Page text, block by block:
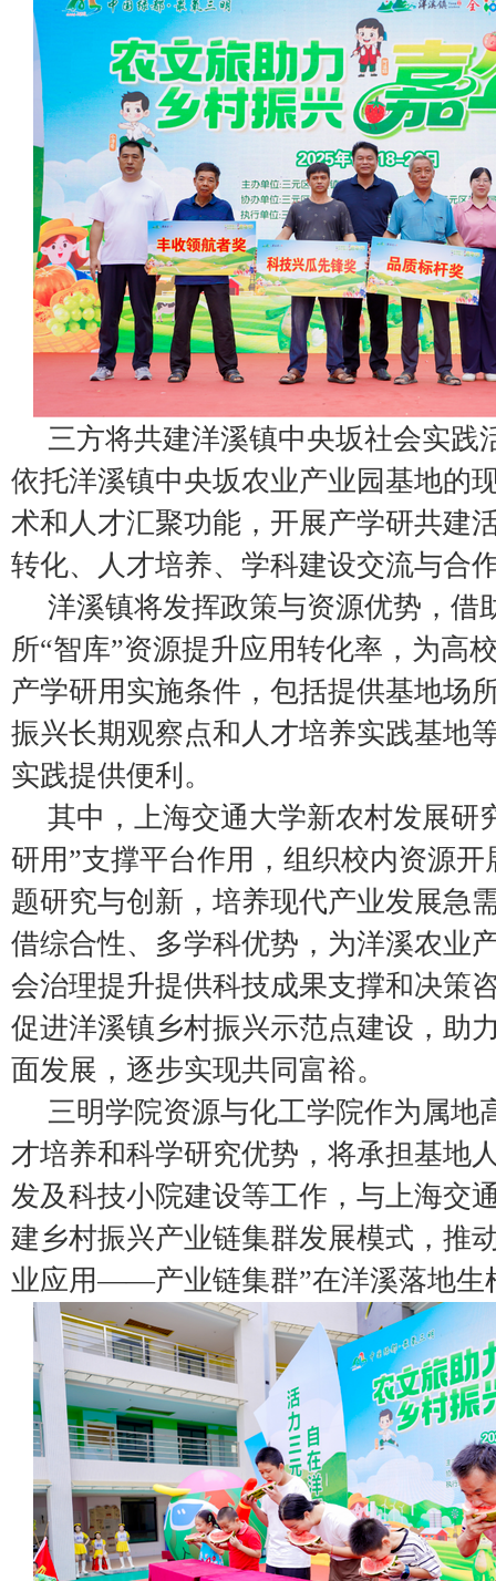
三方将共建洋溪镇中央坂社会实践
依托洋溪镇中央坂农业产业园基地的
术和人才汇聚功能，开展产学研共建
转化、人才培养、学科建设交流与合
洋溪镇将发挥政策与资源优势，借
所“智库”资源提升应用转化率，为高
产学研用实施条件，包括提供基地场
振兴长期观察点和人才培养实践基地
实践提供便利。
其中，上海交通大学新农村发展研
研用”支撑平台作用，组织校内资源
题研究与创新，培养现代产业发展急
借综合性、多学科优势，为洋溪农业
会治理提升提供科技成果支撑和决策
促进洋溪镇乡村振兴示范点建设，助
面发展，逐步实现共同富裕。
三明学院资源与化工学院作为属地
才培养和科学研究优势，将承担基地
发及科技小院建设等工作，与上海交
建乡村振兴产业链集群发展模式，
业应用——产业链集群”在洋溪落地生